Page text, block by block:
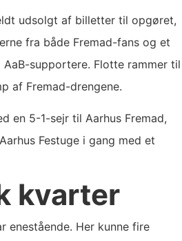
udsolgt af billetter til opgøret,
fra både Fremad-fans og et
supportere. Flotte rammer til
af Fremad-drengene.
en 5-1-sejr til Aarhus Fremad,
Festuge i gang med et
kvarter
enestående. Her kunne fire